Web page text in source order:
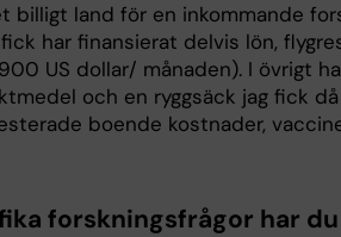
billigt land för en inkommande
har finansierat delvis lön,
US dollar/ månaden). I övrigt
och en ryggsäck jag fick
boende kostnader,
forskningsfrågor har